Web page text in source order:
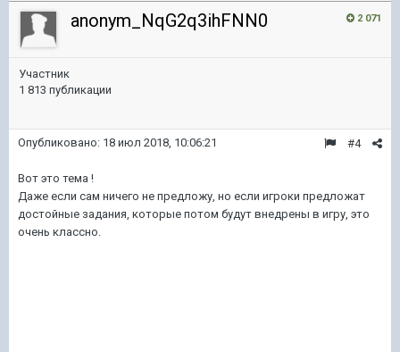
2 071
anonym_NqG2q3ihFNN0
Участник
1 813 публикации
#4
Опубликовано: 18 июл 2018, 10:06:21
Вот это тема !
Даже если сам ничего не предложу, но если игроки предложат
достойные задания, которые потом будут внедрены в игру, это
очень классно.